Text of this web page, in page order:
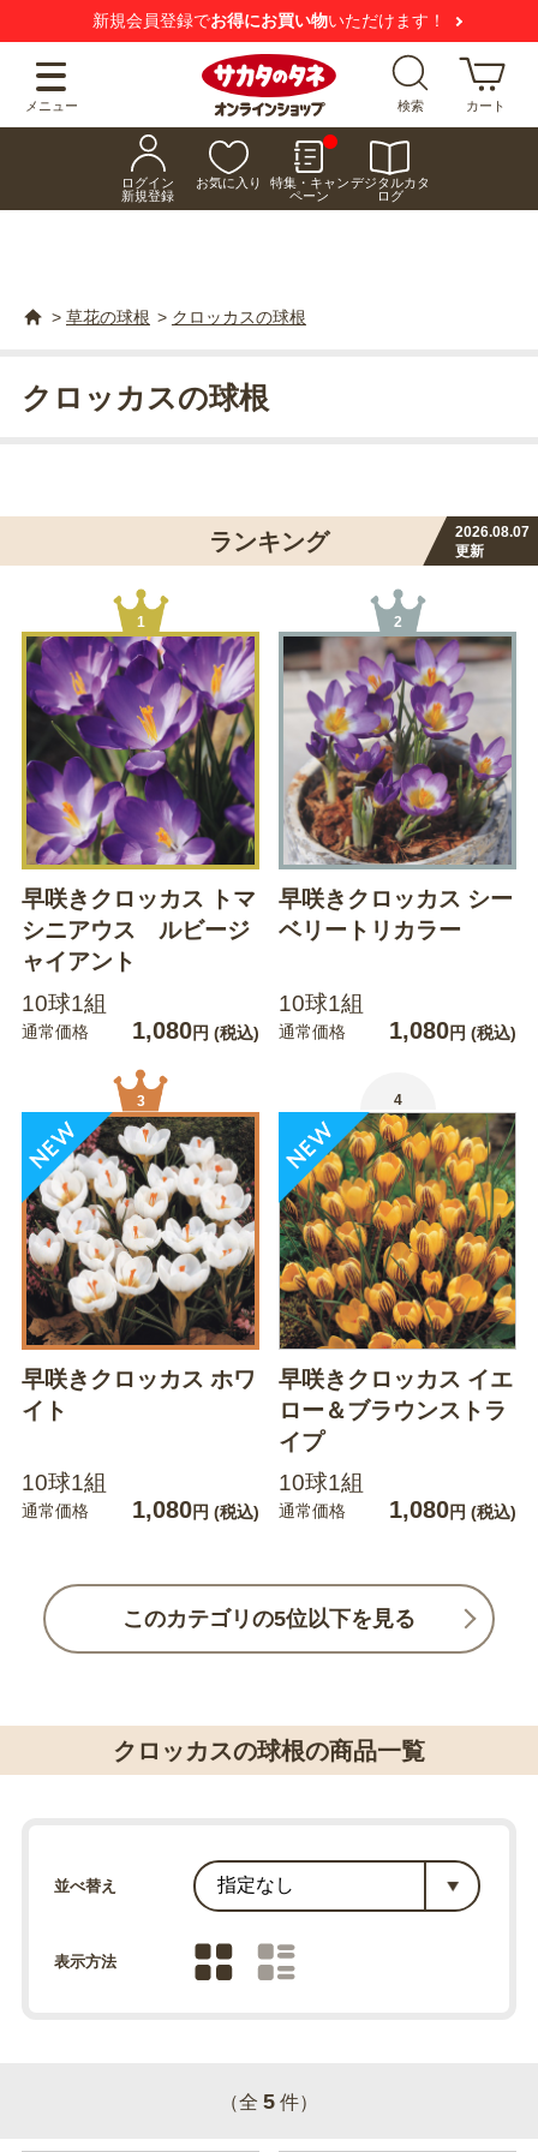
新規会員登録でお得にお買い物いただけます！
メニュー 検索 カート
ログイン
新規登録
お気に入り
特集・キャン
ペーン
デジタルカタ
ログ
> 草花の球根 > クロッカスの球根
クロッカスの球根
ランキング
2026.08.07
更新
1
早咲きクロッカス トマ
シニアウス ルビージ
ャイアント
10球1組
通常価格 1,080円 (税込)
2
早咲きクロッカス シー
ベリートリカラー
10球1組
通常価格 1,080円 (税込)
3
早咲きクロッカス ホワ
イト
10球1組
通常価格 1,080円 (税込)
4
早咲きクロッカス イエ
ロー＆ブラウンストラ
イプ
10球1組
通常価格 1,080円 (税込)
このカテゴリの5位以下を見る
クロッカスの球根の商品一覧
並べ替え
表示方法
（全 5 件）